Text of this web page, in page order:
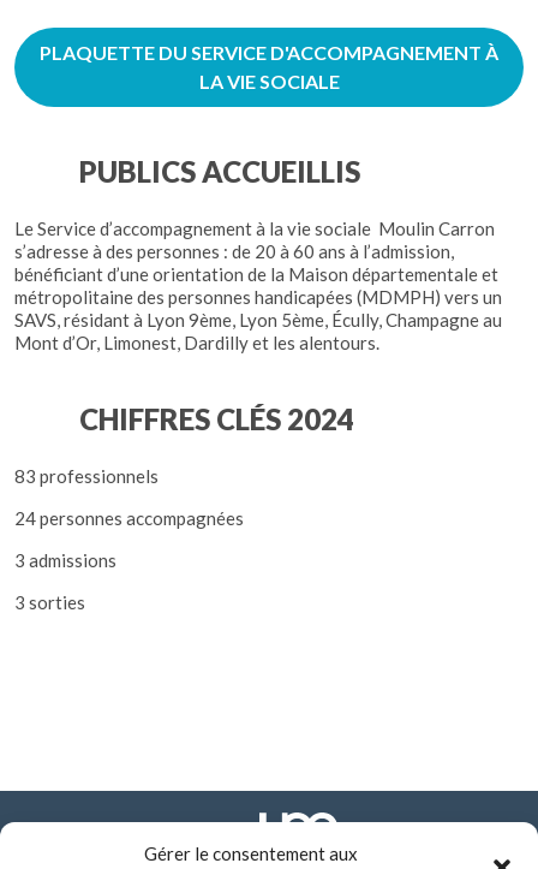
Gérer le consentement aux
PLAQUETTE DU SERVICE D'ACCOMPAGNEMENT À
LA VIE SOCIALE
PUBLICS ACCUEILLIS
Le Service d’accompagnement à la vie sociale Moulin Carron
s’adresse à des personnes : de 20 à 60 ans à l’admission,
bénéficiant d’une orientation de la Maison départementale et
métropolitaine des personnes handicapées (MDMPH) vers un
SAVS, résidant à Lyon 9ème, Lyon 5ème, Écully, Champagne au
Mont d’Or, Limonest, Dardilly et les alentours.
CHIFFRES CLÉS 2024
83 professionnels
24 personnes accompagnées
3 admissions
3 sorties